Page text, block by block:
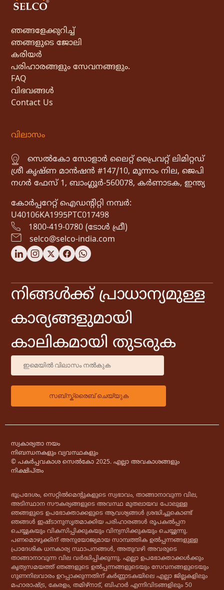
ഞങ്ങളേക്കുറിച്ച്
ഞങ്ങളുടെ ജോലി
കരിയർ
പരിഹാരങ്ങളും സേവനങ്ങളും.
FAQ
വിഭവങ്ങൾ
Contact Us
വിലാസം
സെൽകോ സോളാർ ലൈറ്റ് പ്രൈവറ്റ് ലിമിറ്റഡ്
ശ്രീ കൃഷ്ണ മാൻഷൻ #147/10, മൂന്നാം നില, ജെപി
നഗർ ഫേസ് 1, ബാംഗ്ലൂർ-560078, കർണാടക, ഇന്ത്യ
കോർപ്പറേറ്റ് ഐഡൻ്റിറ്റി നമ്പർ:
U40106KA1995PTC017498
1800-419-0780 (ടോൾ ഫ്രീ)
selco@selco-india.com
നിങ്ങൾക്ക് പ്രാധാന്യമുള്ള
കാര്യങ്ങളുമായി
കാലികമായി തുടരുക
സ്വകാര്യതാ നയം
നിബന്ധനകളും വ്യവസ്ഥകളും
© പകർപ്പവകാശ സെൽകോ 2025. എല്ലാ അവകാശങ്ങളും
നിക്ഷിപ്തം
ഭൂപ്രദേശം, സെറ്റിൽമെൻ്റുകളുടെ സ്വഭാവം, താങ്ങാനാവുന്ന വില,
അടിസ്ഥാന സൗകര്യങ്ങളുടെ അവസ്ഥ മുതലായവ പോലുള്ള
ഞങ്ങളുടെ ഉപഭോക്താക്കളുടെ ആവശ്യങ്ങൾ ശ്രദ്ധിച്ചുകൊണ്ട്
ഞങ്ങൾ ഇഷ്ടാനുസൃതമാക്കിയ പരിഹാരങ്ങൾ രൂപകൽപ്പന
ചെയ്യുകയും വികസിപ്പിക്കുകയും വിന്യസിക്കുകയും ചെയ്യുന്നു.
പണമൊഴുക്കിന് അനുയോജ്യമായ സാമ്പത്തിക ഉൽപ്പന്നങ്ങളുള്ള
പ്രാദേശിക ധനകാര്യ സ്ഥാപനങ്ങൾ, അതുവഴി അവരുടെ
താങ്ങാനാവുന്ന വില വർദ്ധിപ്പിക്കുന്നു. എല്ലാ ഉപഭോക്താക്കൾക്കും
കൃത്യസമയത്ത് ഞങ്ങളുടെ ഉൽപ്പന്നങ്ങളുടെയും സേവനങ്ങളുടെയും
ഗുണനിലവാരം ഉറപ്പാക്കുന്നതിന് കർണ്ണാടകയിലെ എല്ലാ ജില്ലകളിലും
മഹാരാഷ്ട്ര, കേരളം, തമിഴ്‌നാട്, ബിഹാർ എന്നിവിടങ്ങളിലും 50